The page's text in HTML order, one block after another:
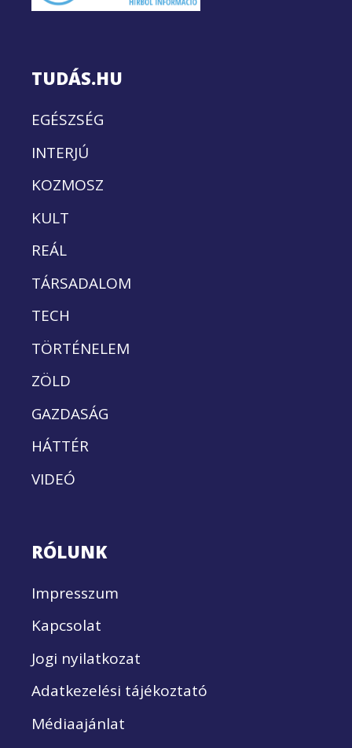
TUDÁS.HU
EGÉSZSÉG
INTERJÚ
KOZMOSZ
KULT
REÁL
TÁRSADALOM
TECH
TÖRTÉNELEM
ZÖLD
GAZDASÁG
HÁTTÉR
VIDEÓ
RÓLUNK
Impresszum
Kapcsolat
Jogi nyilatkozat
Adatkezelési tájékoztató
Médiaajánlat